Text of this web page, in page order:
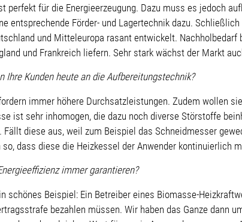
perfekt für die Energieerzeugung. Dazu muss es jedoch
entsprechende Förder- und Lagertechnik dazu.
und Mitteleuropa rasant entwickelt.
und Frankreich liefern. Sehr stark wächst der Markt
Ihre Kunden heute an die Aufbereitungstechnik?
immer höhere Durchsatzleistungen. Zudem wollen
ist sehr inhomogen, die dazu noch diverse Störstoffe
Fällt diese aus, weil zum Beispiel das Schneidmesser
dass diese die Heizkessel der Anwender kontinuierlich
immer garantieren?
schönes Beispiel: Ein Betreiber eines Biomasse-
bezahlen müssen. Wir haben das Ganze dann